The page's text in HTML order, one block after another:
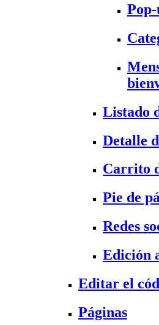
Listado
Detalle
Carrito
Pie de
Redes
Edición
Editar el
Páginas